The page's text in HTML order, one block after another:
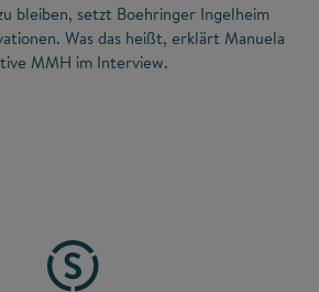
bleiben, setzt Boehringer Ingelheim
Was das heißt, erklärt Manuela
MMH im Interview.